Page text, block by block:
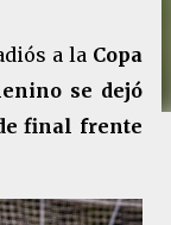
a la Copa
se dejó
final frente